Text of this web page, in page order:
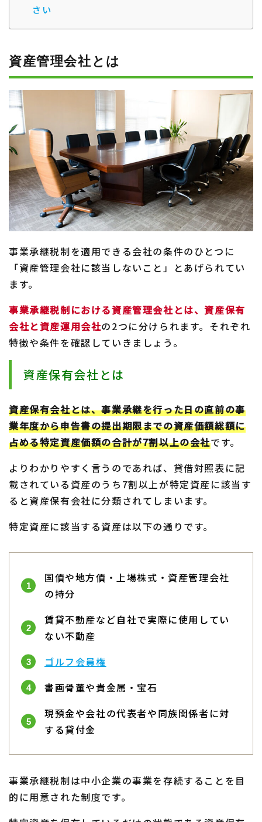
さい
資産管理会社とは
事業承継税制を適用できる会社の条件のひとつに
「資産管理会社に該当しないこと」とあげられてい
ます。
事業承継税制における資産管理会社とは、資産保有
会社と資産運用会社の2つに分けられます。それぞれ
特徴や条件を確認していきましょう。
資産保有会社とは
資産保有会社とは、事業承継を行った日の直前の事
業年度から申告書の提出期限までの資産価額総額に
占める特定資産価額の合計が7割以上の会社です。
よりわかりやすく言うのであれば、貸借対照表に記
載されている資産のうち7割以上が特定資産に該当す
ると資産保有会社に分類されてしまいます。
特定資産に該当する資産は以下の通りです。
国債や地方債・上場株式・資産管理会社
の持分
賃貸不動産など自社で実際に使用してい
ない不動産
ゴルフ会員権
書画骨董や貴金属・宝石
現預金や会社の代表者や同族関係者に対
する貸付金
事業承継税制は中小企業の事業を存続することを目
的に用意された制度です。